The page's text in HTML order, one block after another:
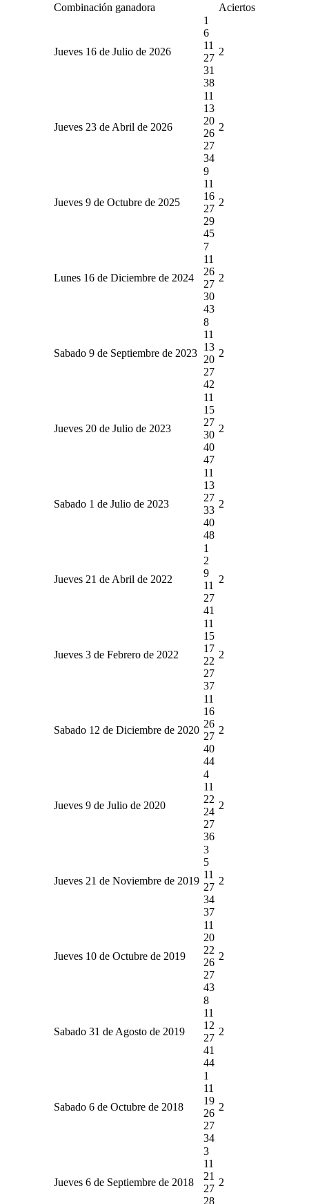
Combinación ganadora Aciertos
Jueves 16 de Julio de 2026
1
6
11
27
31
38
2
Jueves 23 de Abril de 2026
11
13
20
26
27
34
2
Jueves 9 de Octubre de 2025
9
11
16
27
29
45
2
Lunes 16 de Diciembre de 2024
7
11
26
27
30
43
2
Sabado 9 de Septiembre de 2023
8
11
13
20
27
42
2
Jueves 20 de Julio de 2023
11
15
27
30
40
47
2
Sabado 1 de Julio de 2023
11
13
27
33
40
48
2
Jueves 21 de Abril de 2022
1
2
9
11
27
41
2
Jueves 3 de Febrero de 2022
11
15
17
22
27
37
2
Sabado 12 de Diciembre de 2020
11
16
26
27
40
44
2
Jueves 9 de Julio de 2020
4
11
22
24
27
36
2
Jueves 21 de Noviembre de 2019
3
5
11
27
34
37
2
Jueves 10 de Octubre de 2019
11
20
22
26
27
43
2
Sabado 31 de Agosto de 2019
8
11
12
27
41
44
2
Sabado 6 de Octubre de 2018
1
11
19
26
27
34
2
Jueves 6 de Septiembre de 2018
3
11
21
27
28
2